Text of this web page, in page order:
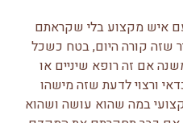
איש מקצוע בלי שקראתם
שזה קורה היום, בטח כשכל
אם זה רופא שיניים או
ורצוי לדעת שזה מישהו
במה שהוא עושה ושהוא